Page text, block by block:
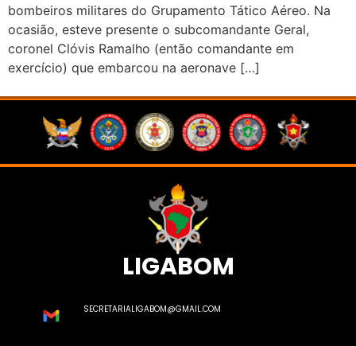
bombeiros militares do Grupamento Tático Aéreo. Na
ocasião, esteve presente o subcomandante Geral,
coronel Clóvis Ramalho (então comandante em
exercício) que embarcou na aeronave […]
LIGABOM
SECRETARIALIGABOM@GMAIL.COM